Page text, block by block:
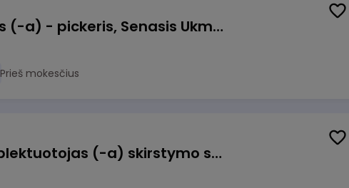
Prekių surinkėjas (-a) - pickeris, Senasis Ukmergės kelias 8, Avižieniai
Prieš mokesčius
Užsakymų komplektuotojas (-a) skirstymo sandėlyje